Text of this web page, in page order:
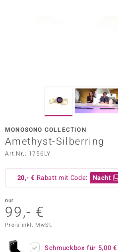
Vogue
MONOSONO COLLECTION
Amethyst-Silberring
Art.Nr.: 1756LY
20,- € Rabatt mit Code: Nacht
nur
99,- €
Preis inkl. MwSt.
Schmuckbox für 5,00 €